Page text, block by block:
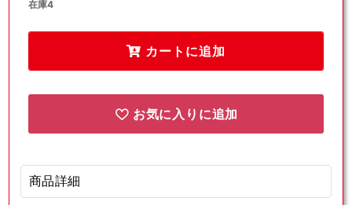
ン
の
(D)
[SA-
fg]
の
の
み
(D)
ッ
ズ}
[SA-
の
在庫4
カートに追加
お気に入りに追加
商品詳細